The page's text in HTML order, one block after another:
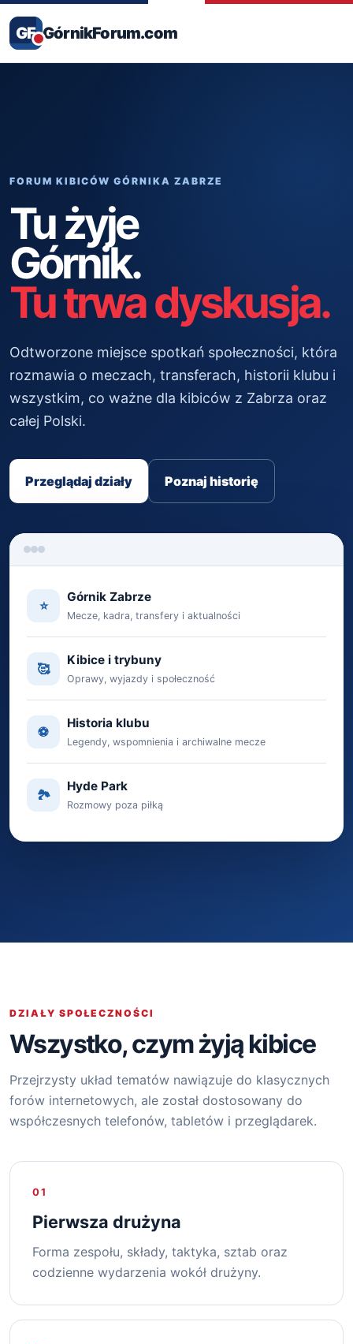
GF GórnikForum.com
FORUM KIBICÓW GÓRNIKA ZABRZE
Tu żyje
Górnik.
Tu trwa dyskusja.
Odtworzone miejsce spotkań społeczności, która
rozmawia o meczach, transferach, historii klubu i
wszystkim, co ważne dla kibiców z Zabrza oraz
całej Polski.
Przeglądaj działy Poznaj historię
⭐️
Górnik Zabrze
Mecze, kadra, transfery i aktualności
🥰
Kibice i trybuny
Oprawy, wyjazdy i społeczność
⚽️
Historia klubu
Legendy, wspomnienia i archiwalne mecze
🏞
Hyde Park
Rozmowy poza piłką
DZIAŁY SPOŁECZNOŚCI
Wszystko, czym żyją kibice
Przejrzysty układ tematów nawiązuje do klasycznych
forów internetowych, ale został dostosowany do
współczesnych telefonów, tabletów i przeglądarek.
01
Pierwsza drużyna
Forma zespołu, składy, taktyka, sztab oraz
codzienne wydarzenia wokół drużyny.